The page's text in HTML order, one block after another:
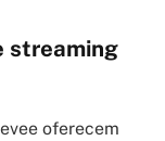
streaming
oferecem